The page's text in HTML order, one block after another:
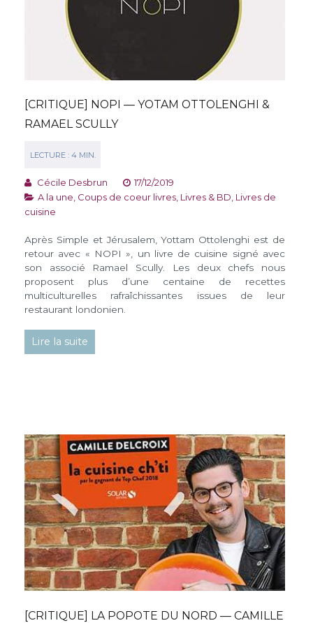
[CRITIQUE] NOPI — YOTAM OTTOLENGHI &
RAMAEL SCULLY
Cécile Desbrun
17/12/2019
A la une, Coups de coeur livres, Livres & BD, Livres de
cuisine
Après Simple et Jérusalem, Yottam Ottolenghi est de
retour avec « NOPI », un livre de cuisine signé avec
son associé Ramael Scully. Les deux chefs nous
proposent plus d’une centaine de recettes
multiculturelles rafraîchissantes issues de leur
restaurant londonien.
Lire la suite
[CRITIQUE] LA POPOTE DU NORD — CAMILLE